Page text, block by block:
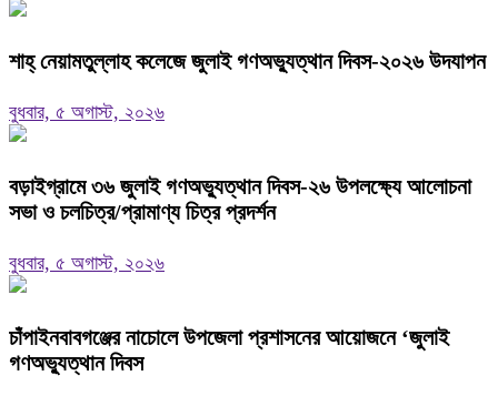
শাহ্ নেয়ামতুল্লাহ কলেজে জুলাই গণঅভ্যুত্থান দিবস-২০২৬ উদযাপন
বুধবার, ৫ অগাস্ট, ২০২৬
বড়াইগ্রামে ৩৬ জুলাই গণঅভ্যুত্থান দিবস-২৬ উপলক্ষ্যে আলোচনা
সভা ও চলচিত্র/প্রামাণ্য চিত্র প্রদর্শন
বুধবার, ৫ অগাস্ট, ২০২৬
চাঁপাইনবাবগঞ্জের নাচোলে উপজেলা প্রশাসনের আয়োজনে ‘জুলাই
গণঅভ্যুত্থান দিবস